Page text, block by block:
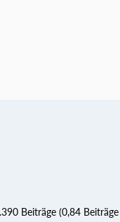
Beiträge (0,84 Beiträge